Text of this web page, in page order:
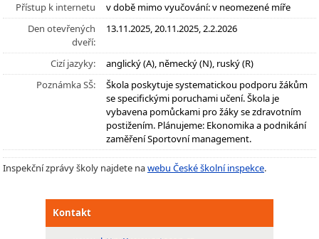
Přístup k internetu
v době mimo vyučování: v neomezené míře
Den otevřených
dveří:
13.11.2025, 20.11.2025, 2.2.2026
Cizí jazyky:
anglický (A), německý (N), ruský (R)
Poznámka SŠ:
Škola poskytuje systematickou podporu žákům
se specifickými poruchami učení. Škola je
vybavena pomůckami pro žáky se zdravotním
postižením. Plánujeme: Ekonomika a podnikání
zaměření Sportovní management.
Inspekční zprávy školy najdete nawebu České školní inspekce.
Kontakt